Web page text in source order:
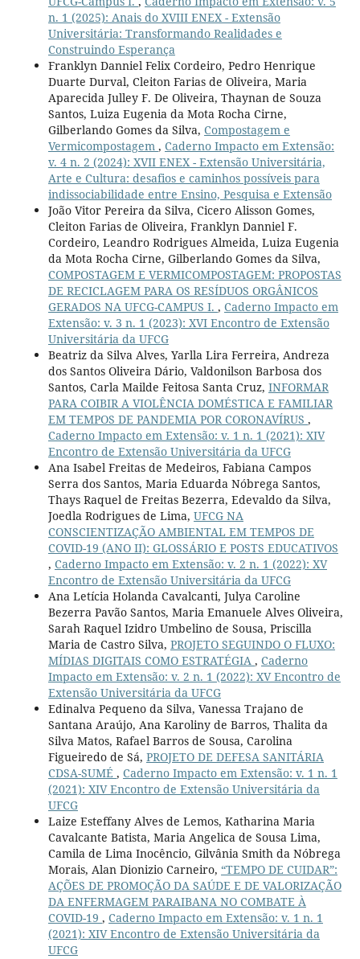
n. 1 (2025): Anais do XVIII ENEX - Extensão
Universitária: Transformando Realidades e
Construindo Esperança
Franklyn Danniel Felix Cordeiro, Pedro Henrique
Duarte Durval, Cleiton Farias de Oliveira, Maria
Aparecida Julley F. De Oliveira, Thaynan de Souza
Santos, Luiza Eugenia da Mota Rocha Cirne,
Gilberlando Gomes da Silva, Compostagem e
Vermicompostagem , Caderno Impacto em Extensão:
v. 4 n. 2 (2024): XVII ENEX - Extensão Universitária,
Arte e Cultura: desafios e caminhos possíveis para
indissociabilidade entre Ensino, Pesquisa e Extensão
João Vitor Pereira da Silva, Cicero Alisson Gomes,
Cleiton Farias de Oliveira, Franklyn Danniel F.
Cordeiro, Leandro Rodrigues Almeida, Luiza Eugenia
da Mota Rocha Cirne, Gilberlando Gomes da Silva,
COMPOSTAGEM E VERMICOMPOSTAGEM: PROPOSTAS
DE RECICLAGEM PARA OS RESÍDUOS ORGÂNICOS
GERADOS NA UFCG-CAMPUS I. , Caderno Impacto em
Extensão: v. 3 n. 1 (2023): XVI Encontro de Extensão
Universitária da UFCG
Beatriz da Silva Alves, Yarlla Lira Ferreira, Andreza
dos Santos Oliveira Dário, Valdonilson Barbosa dos
Santos, Carla Mailde Feitosa Santa Cruz, INFORMAR
PARA COIBIR A VIOLÊNCIA DOMÉSTICA E FAMILIAR
EM TEMPOS DE PANDEMIA POR CORONAVÍRUS ,
Caderno Impacto em Extensão: v. 1 n. 1 (2021): XIV
Encontro de Extensão Universitária da UFCG
Ana Isabel Freitas de Medeiros, Fabiana Campos
Serra dos Santos, Maria Eduarda Nóbrega Santos,
Thays Raquel de Freitas Bezerra, Edevaldo da Silva,
Joedla Rodrigues de Lima, UFCG NA
CONSCIENTIZAÇÃO AMBIENTAL EM TEMPOS DE
COVID-19 (ANO II): GLOSSÁRIO E POSTS EDUCATIVOS
, Caderno Impacto em Extensão: v. 2 n. 1 (2022): XV
Encontro de Extensão Universitária da UFCG
Ana Letícia Holanda Cavalcanti, Julya Caroline
Bezerra Pavão Santos, Maria Emanuele Alves Oliveira,
Sarah Raquel Izidro Umbelino de Sousa, Priscilla
Maria de Castro Silva, PROJETO SEGUINDO O FLUXO:
MÍDIAS DIGITAIS COMO ESTRATÉGIA , Caderno
Impacto em Extensão: v. 2 n. 1 (2022): XV Encontro de
Extensão Universitária da UFCG
Edinalva Pequeno da Silva, Vanessa Trajano de
Santana Araújo, Ana Karoliny de Barros, Thalita da
Silva Matos, Rafael Barros de Sousa, Carolina
Figueiredo de Sá, PROJETO DE DEFESA SANITÁRIA
CDSA-SUMÉ , Caderno Impacto em Extensão: v. 1 n. 1
(2021): XIV Encontro de Extensão Universitária da
UFCG
Laize Esteffany Alves de Lemos, Katharina Maria
Cavalcante Batista, Maria Angelica de Sousa Lima,
Camila de Lima Inocêncio, Gilvânia Smith da Nóbrega
Morais, Alan Dionizio Carneiro, “TEMPO DE CUIDAR”:
AÇÕES DE PROMOÇÃO DA SAÚDE E DE VALORIZAÇÃO
DA ENFERMAGEM PARAIBANA NO COMBATE À
COVID-19 , Caderno Impacto em Extensão: v. 1 n. 1
(2021): XIV Encontro de Extensão Universitária da
UFCG